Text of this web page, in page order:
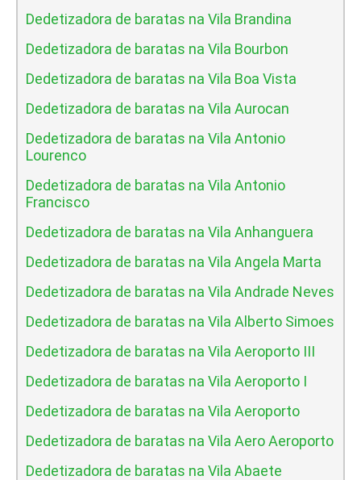
Dedetizadora de baratas na Vila Brandina
Dedetizadora de baratas na Vila Bourbon
Dedetizadora de baratas na Vila Boa Vista
Dedetizadora de baratas na Vila Aurocan
Dedetizadora de baratas na Vila Antonio
Lourenco
Dedetizadora de baratas na Vila Antonio
Francisco
Dedetizadora de baratas na Vila Anhanguera
Dedetizadora de baratas na Vila Angela Marta
Dedetizadora de baratas na Vila Andrade Neves
Dedetizadora de baratas na Vila Alberto Simoes
Dedetizadora de baratas na Vila Aeroporto III
Dedetizadora de baratas na Vila Aeroporto I
Dedetizadora de baratas na Vila Aeroporto
Dedetizadora de baratas na Vila Aero Aeroporto
Dedetizadora de baratas na Vila Abaete